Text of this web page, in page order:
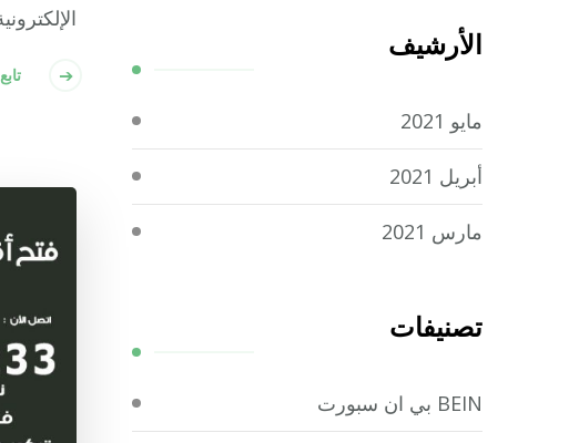
الأرشيف
مايو 2021
أبريل 2021
مارس 2021
تصنيفات
BEIN بي ان سبورت